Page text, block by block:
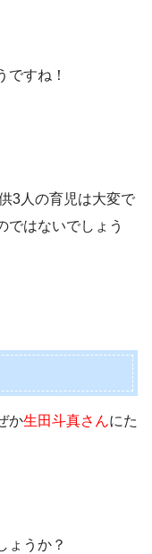
ですね！
3人の育児は大変で
ではないでしょう
か生田斗真さんにた
ょうか？